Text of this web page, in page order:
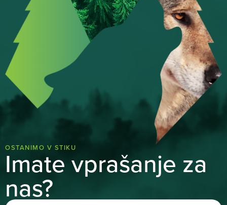
OSTANIMO V STIKU
Imate vprašanje za
nas?